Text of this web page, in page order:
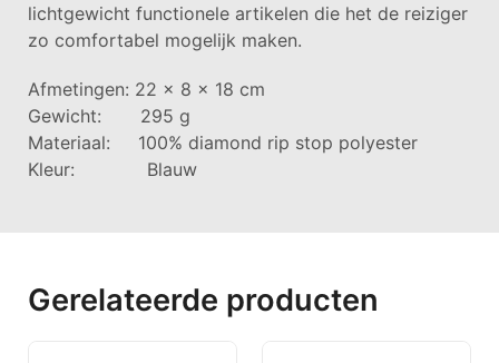
lichtgewicht functionele artikelen die het de reiziger
zo comfortabel mogelijk maken.
Afmetingen: 22 x 8 x 18 cm
Gewicht: 295 g
Materiaal: 100% diamond rip stop polyester
Kleur: Blauw
Gerelateerde producten